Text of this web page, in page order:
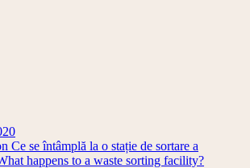
Ce se întâmplă la o stație de sortare a
happens to a waste sorting facility?